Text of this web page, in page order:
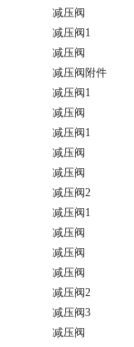
减压阀
减压阀1
减压阀
减压阀附件
减压阀1
减压阀
减压阀1
减压阀
减压阀
减压阀2
减压阀1
减压阀
减压阀
减压阀
减压阀2
减压阀3
减压阀